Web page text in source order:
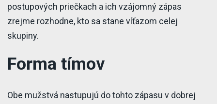
postupových priečkach a ich vzájomný zápas
zrejme rozhodne, kto sa stane víťazom celej
skupiny.
Forma tímov
Obe mužstvá nastupujú do tohto zápasu v dobrej